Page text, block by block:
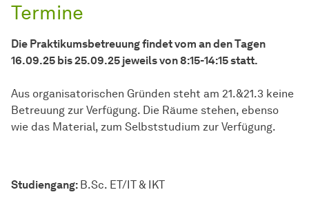
Termine
Die Praktikumsbetreuung findet vom an den Tagen
16.09.25 bis 25.09.25 jeweils von 8:15-14:15 statt.
Aus organisatorischen Gründen steht am 21.&21.3 keine
Betreuung zur Verfügung. Die Räume stehen, ebenso
wie das Material, zum Selbststudium zur Verfügung.
Studiengang
Studiengang: B.Sc. ET/IT & IKT